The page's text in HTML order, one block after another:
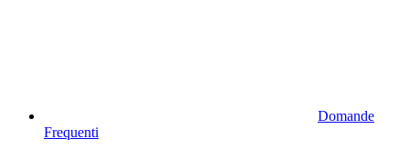
Domande
Frequenti